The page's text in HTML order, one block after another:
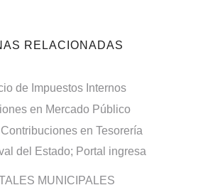
RELACIONADAS
de Impuestos Internos
en Mercado Público
en Tesorería
del Estado; Portal ingresa
MUNICIPALES